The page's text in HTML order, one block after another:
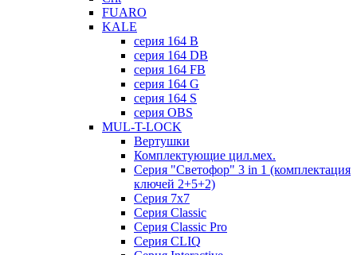
FUARO
KALE
серия 164 B
серия 164 DB
серия 164 FB
серия 164 G
серия 164 S
серия OBS
MUL-T-LOCK
Вертушки
Комплектующие цил.мех.
Серия "Светофор" 3 in 1 (комплектация
ключей 2+5+2)
Серия 7х7
Серия Classic
Серия Classic Pro
Серия CLIQ